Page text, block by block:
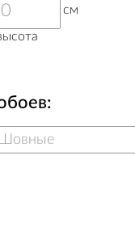
см
Шовные